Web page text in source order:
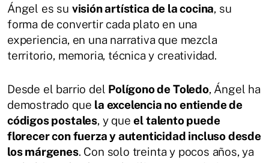
Ángel es su visión artística de la cocina, su
forma de convertir cada plato en una
experiencia, en una narrativa que mezcla
territorio, memoria, técnica y creatividad.
Desde el barrio del Polígono de Toledo, Ángel ha
demostrado que la excelencia no entiende de
códigos postales, y queel talento puede
florecer con fuerza y autenticidad incluso desde
los márgenes. Con solo treinta y pocos años, ya